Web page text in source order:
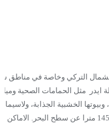
الشمال التركي وخاصة في مناطق
ايدر مثل الحمامات الصحية ومياه
الخشبية الجذابة، ولاسيما
جبالها الشاهقة المرتفعة، حيث ان مرتفعات ايدر تبلغ 1450 مترا عن سطح البحر.